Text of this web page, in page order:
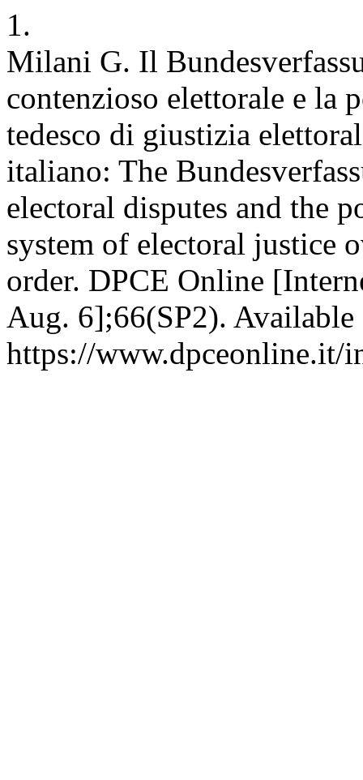
1.
Milani G. Il
contenzioso elettorale e la
tedesco di giustizia
italiano: The
electoral disputes and the
system of electoral justice
order. DPCE Online
Aug. 6];66(SP2).
https://www.dpceonline.it/